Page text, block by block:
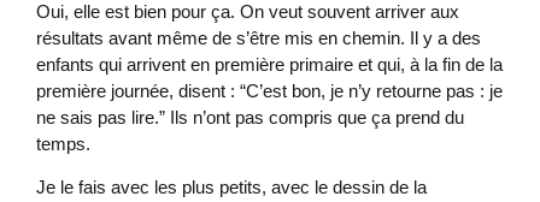
Oui, elle est bien pour ça. On veut souvent arriver aux
résultats avant même de s’être mis en chemin. Il y a des
enfants qui arrivent en première primaire et qui, à la fin de la
première journée, disent : “C’est bon, je n’y retourne pas : je
ne sais pas lire.” Ils n’ont pas compris que ça prend du
temps.
Je le fais avec les plus petits, avec le dessin de la